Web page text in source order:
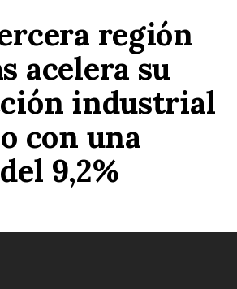
región
acelera su
industrial
con una
9,2%